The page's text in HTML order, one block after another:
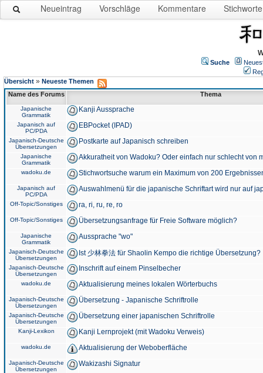
Neueintrag Vorschläge Kommentare Stichworte
Suche
Übersicht » Neueste Themen
Name des Forums
Thema
Japanische
Grammatik
Kanji Aussprache
Japanisch auf
PC/PDA
EBPocket (IPAD)
Japanisch-Deutsche
Übersetzungen
Postkarte auf Japanisch schreiben
Japanische
Grammatik
Akkuratheit von Wadoku? Oder einfach nur schlecht von
wadoku.de Stichwortsuche warum ein Maximum von 200
Japanisch auf
PC/PDA
Auswahlmenü für die japanische Schriftart wird nur auf
Off-Topic/Sonstiges ra, ri, ru, re, ro
Off-Topic/Sonstiges Übersetzungsanfrage für Freie Software möglich?
Japanische
Grammatik
Aussprache "wo"
Japanisch-Deutsche
Übersetzungen
Ist 少林拳法 für Shaolin Kempo die richtige Übersetzung?
Japanisch-Deutsche
Übersetzungen
Inschrift auf einem Pinselbecher
wadoku.de Aktualisierung meines lokalen Wörterbuchs
Japanisch-Deutsche
Übersetzungen
Übersetzung - Japanische Schriftrolle
Japanisch-Deutsche
Übersetzungen
Übersetzung einer japanischen Schriftrolle
Kanji-Lexikon Kanji Lernprojekt (mit Wadoku Verweis)
wadoku.de Aktualisierung der Weboberfläche
Japanisch-Deutsche
Übersetzungen
Wakizashi Signatur